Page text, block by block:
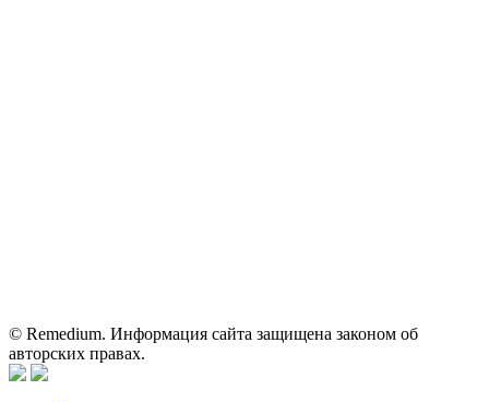
© Remedium. Информация сайта защищена законом об
авторских правах.